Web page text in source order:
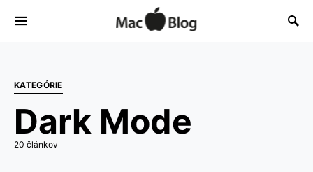
KATEGÓRIE
Dark Mode
20 článkov